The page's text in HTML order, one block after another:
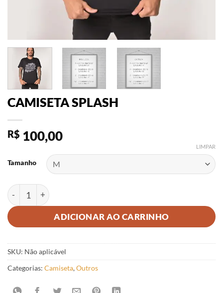
CAMISETA SPLASH
R$ 100,00
Tamanho
LIMPAR
CAMISETA SPLASH quantidade
ADICIONAR AO CARRINHO
SKU: Não aplicável
Categorias: Camiseta,Outros